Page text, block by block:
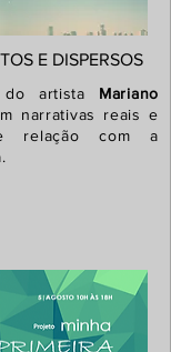
E DISPERSOS
do artista Mariano
narrativas reais e
relação com a